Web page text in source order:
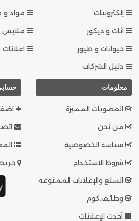
إلكترونيات
مواد و
اثاث و ديكور
ملابس
حيوانات و طيور
دليل الشركات
معلومات
العضويات المميزة
من نحن
سياسة الخصوصية
شروط الاستخدام
السلع والإعلانات الممنوعة
وظائف.كوم
أحدث الإعلانات
اضف